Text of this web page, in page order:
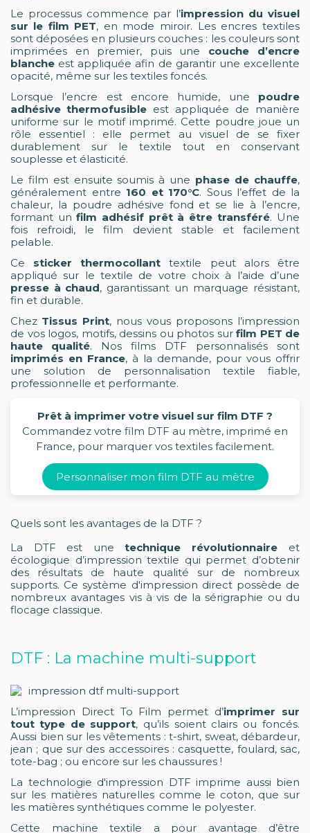
Le processus commence par l’impression du visuel
sur le film PET, en mode miroir. Les encres textiles
sont déposées en plusieurs couches : les couleurs sont
imprimées en premier, puis une couche d’encre
blanche est appliquée afin de garantir une excellente
opacité, même sur les textiles foncés.
Lorsque l’encre est encore humide, une poudre
adhésive thermofusible est appliquée de manière
uniforme sur le motif imprimé. Cette poudre joue un
rôle essentiel : elle permet au visuel de se fixer
durablement sur le textile tout en conservant
souplesse et élasticité.
Le film est ensuite soumis à une phase de chauffe,
généralement entre 160 et 170°C. Sous l’effet de la
chaleur, la poudre adhésive fond et se lie à l’encre,
formant un film adhésif prêt à être transféré. Une
fois refroidi, le film devient stable et facilement
pelable.
Ce sticker thermocollant textile peut alors être
appliqué sur le textile de votre choix à l’aide d’une
presse à chaud, garantissant un marquage résistant,
fin et durable.
Chez Tissus Print, nous vous proposons l’impression
de vos logos, motifs, dessins ou photos sur film PET de
haute qualité. Nos films DTF personnalisés sont
imprimés en France, à la demande, pour vous offrir
une solution de personnalisation textile fiable,
professionnelle et performante.
Prêt à imprimer votre visuel sur film DTF ?
Commandez votre film DTF au mètre, imprimé en
France, pour marquer vos textiles facilement.
Personnaliser mon film DTF au mètre
Quels sont les avantages de la DTF ?
La DTF est une technique révolutionnaire et
écologique d’impression textile qui permet d’obtenir
des résultats de haute qualité sur de nombreux
supports. Ce système d'impression direct possède de
nombreux avantages vis à vis de la sérigraphie ou du
flocage classique.
DTF : La machine multi-support
impression dtf multi-support
L’impression Direct To Film permet d’imprimer sur
tout type de support, qu’ils soient clairs ou foncés.
Aussi bien sur les vêtements : t-shirt, sweat, débardeur,
jean ; que sur des accessoires : casquette, foulard, sac,
tote-bag ; ou encore sur les chaussures !
La technologie d'impression DTF imprime aussi bien
sur les matières naturelles comme le coton, que sur
les matières synthétiques comme le polyester.
Cette machine textile a pour avantage d’être